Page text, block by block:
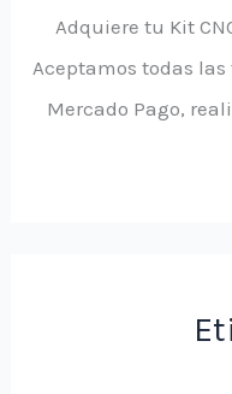
Adquiere tu Kit
Aceptamos todas
Mercado Pago,